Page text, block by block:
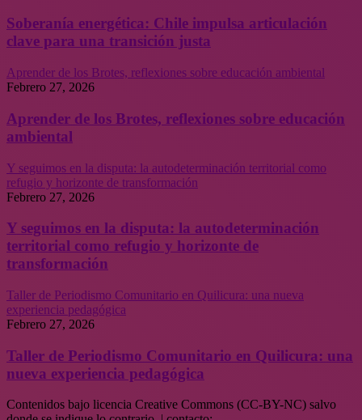
Soberanía energética: Chile impulsa articulación
clave para una transición justa
Aprender de los Brotes, reflexiones sobre educación ambiental
Febrero 27, 2026
Aprender de los Brotes, reflexiones sobre educación
ambiental
Y seguimos en la disputa: la autodeterminación territorial como
refugio y horizonte de transformación
Febrero 27, 2026
Y seguimos en la disputa: la autodeterminación
territorial como refugio y horizonte de
transformación
Taller de Periodismo Comunitario en Quilicura: una nueva
experiencia pedagógica
Febrero 27, 2026
Taller de Periodismo Comunitario en Quilicura: una
nueva experiencia pedagógica
Contenidos bajo licencia Creative Commons (CC-BY-NC) salvo